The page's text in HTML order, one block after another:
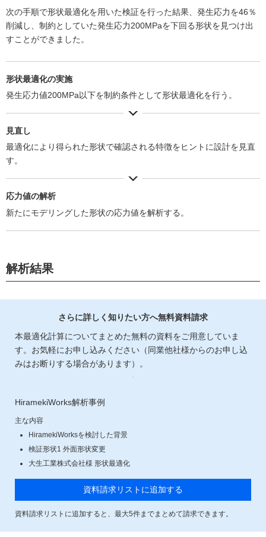
次の手順で形状最適化を用いた検証を行った結果、発生応力を46％
削減し、制約としていた発生応力200MPaを下回る形状を見つけ出
すことができました。
形状最適化の実施
発生応力値200MPa以下を制約条件として形状最適化を行う。
見直し
最適化により得られた形状で確認される特徴をヒントに設計を見直
す。
応力値の解析
新たにモデリングした形状の応力値を解析する。
解析結果
さらに詳しく知りたい方へ無料資料請求
本最適化計算についてまとめた無料の資料をご用意していま
す。お気軽にお申し込みください（同業他社様からのお申し込
みはお断りする場合があります）。
HiramekiWorks解析事例
主な内容
HiramekiWorksを検討した背景
検証形状1 外面形状変更
大生工業株式会社様 形状最適化
資料請求リストに追加する
資料請求リストに追加すると、最大5件までまとめて請求できます。